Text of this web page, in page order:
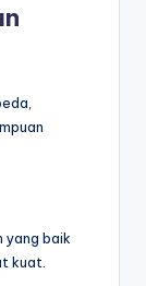
yang baik
kuat.